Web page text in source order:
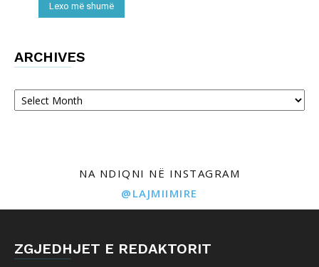
Lexo më shumë
ARCHIVES
Archives
NA NDIQNI NË INSTAGRAM
@LAJMIIMIRE
ZGJEDHJET E REDAKTORIT